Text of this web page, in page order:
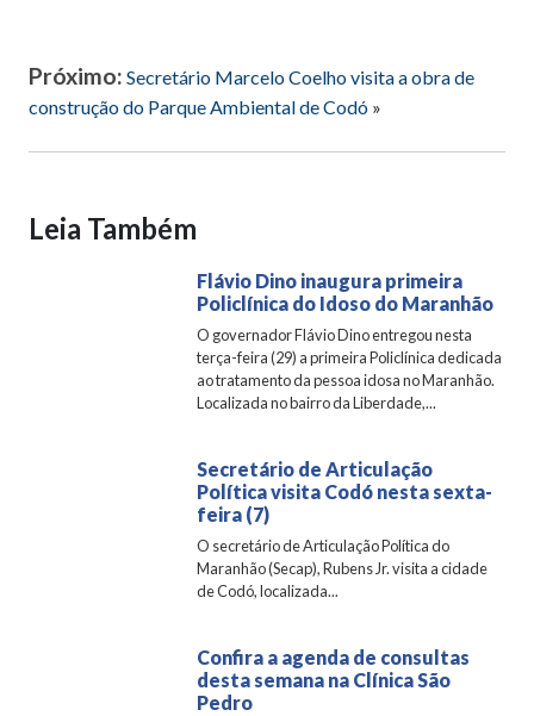
Próximo: Secretário Marcelo Coelho visita a obra de
construção do Parque Ambiental de Codó »
Leia Também
Flávio Dino inaugura primeira
Policlínica do Idoso do Maranhão
O governador Flávio Dino entregou nesta
terça-feira (29) a primeira Policlínica dedicada
ao tratamento da pessoa idosa no Maranhão.
Localizada no bairro da Liberdade,...
Secretário de Articulação
Política visita Codó nesta sexta-
feira (7)
O secretário de Articulação Política do
Maranhão (Secap), Rubens Jr. visita a cidade
de Codó, localizada...
Confira a agenda de consultas
desta semana na Clínica São
Pedro